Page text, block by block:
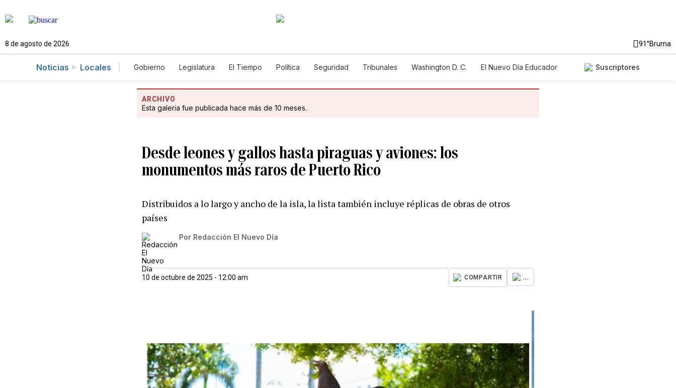
8 de agosto de 2026 91°Bruma
Noticias Locales Gobierno Legislatura El Tiempo Política Seguridad Tribunales Washington D. C.
El Nuevo Día Educador
Suscriptores
ARCHIVO
Esta galeria fue publicada hace más de 10 meses.
Desde leones y gallos hasta piraguas y aviones: los
monumentos más raros de Puerto Rico
Distribuidos a lo largo y ancho de la isla, la lista también incluye réplicas de obras de otros
países
Por Redacción El Nuevo Día
10 de octubre de 2025 - 12:00 am COMPARTIR ...